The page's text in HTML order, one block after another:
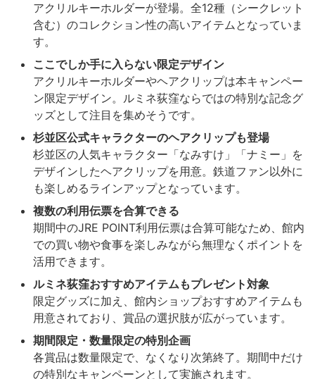
アクリルキーホルダーが登場。全12種（シークレット
含む）のコレクション性の高いアイテムとなっていま
す。
ここでしか手に入らない限定デザイン
アクリルキーホルダーやヘアクリップは本キャンペー
ン限定デザイン。ルミネ荻窪ならではの特別な記念グ
ッズとして注目を集めそうです。
杉並区公式キャラクターのヘアクリップも登場
杉並区の人気キャラクター「なみすけ」「ナミー」を
デザインしたヘアクリップを用意。鉄道ファン以外に
も楽しめるラインアップとなっています。
複数の利用伝票を合算できる
期間中のJRE POINT利用伝票は合算可能なため、館内
での買い物や食事を楽しみながら無理なくポイントを
活用できます。
ルミネ荻窪おすすめアイテムもプレゼント対象
限定グッズに加え、館内ショップおすすめアイテムも
用意されており、賞品の選択肢が広がっています。
期間限定・数量限定の特別企画
各賞品は数量限定で、なくなり次第終了。期間中だけ
の特別なキャンペーンとして実施されます。